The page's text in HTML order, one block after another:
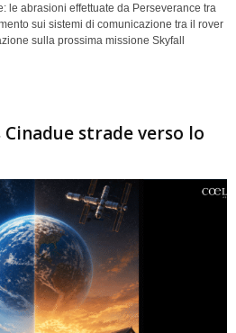
le abrasioni effettuate da Perseverance tra
sui sistemi di comunicazione tra il rover
sulla prossima missione Skyfall
Cinadue strade verso lo